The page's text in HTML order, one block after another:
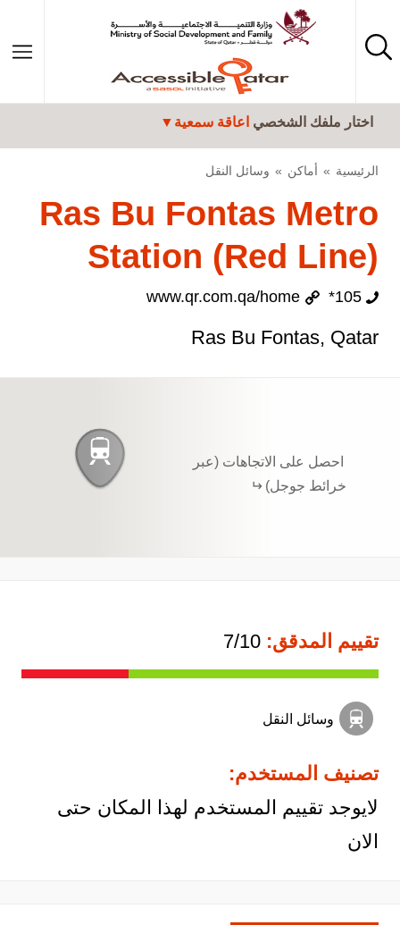
تجاوز إلى المحتوى الرئيسي
اختار ملفك الشخصي اعاقة سمعية
الرئيسية أماكن وسائل النقل
Ras Bu Fontas Metro
Station (Red Line)
105*
www.qr.com.qa/home
Ras Bu Fontas, Qatar
احصل على الاتجاهات (عبر
خرائط جوجل)
تقييم المدقق:
وسائل النقل
تصنيف المستخدم:
لايوجد تقييم المستخدم لهذا المكان حتى
الان